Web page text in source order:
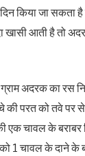
किया जा सकता है
खासी आती है तो
अदरक का रस
की परत को तवे
एक चावल के
1 चावल के दाने